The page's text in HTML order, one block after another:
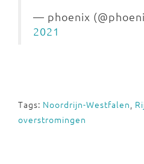
— phoenix
2021
Tags: Noordrijn-Westfalen,
overstromingen